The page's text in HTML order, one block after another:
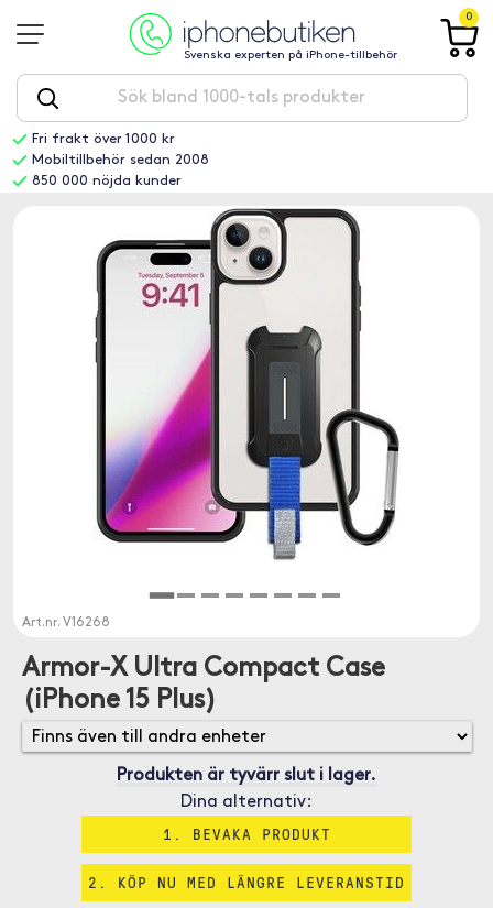
Svenska experten på iPhone-tillbehör
0
Fri frakt över 1000 kr
Mobiltillbehör sedan 2008
850 000 nöjda kunder
Art.nr. V16268
Armor-X Ultra Compact Case
(iPhone 15 Plus)
Produkten är tyvärr slut i lager.
Dina alternativ:
1. BEVAKA PRODUKT
2. KÖP NU MED LÄNGRE LEVERANSTID